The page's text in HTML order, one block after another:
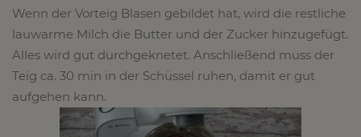
Wenn der Vorteig Blasen gebildet hat, wird die restliche
lauwarme Milch die Butter und der Zucker hinzugefügt.
Alles wird gut durchgeknetet. Anschließend muss der
Teig ca. 30 min in der Schüssel ruhen, damit er gut
aufgehen kann.